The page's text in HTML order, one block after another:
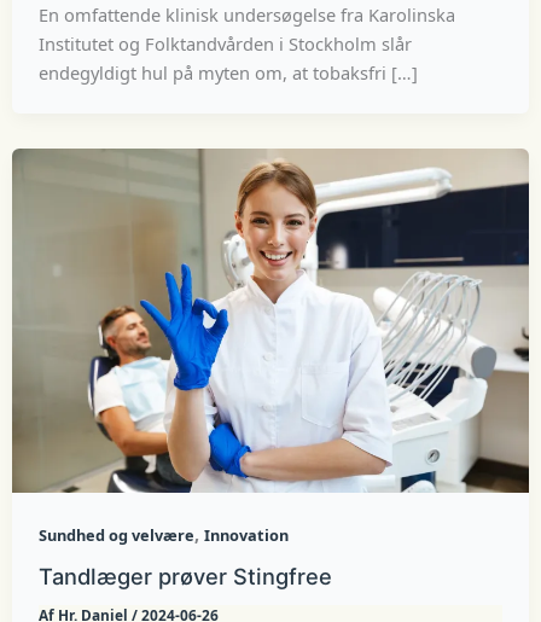
En omfattende klinisk undersøgelse fra Karolinska
Institutet og Folktandvården i Stockholm slår
endegyldigt hul på myten om, at tobaksfri […]
Sundhed og velvære, Innovation
Tandlæger prøver Stingfree
Af Hr. Daniel /2024-06-26